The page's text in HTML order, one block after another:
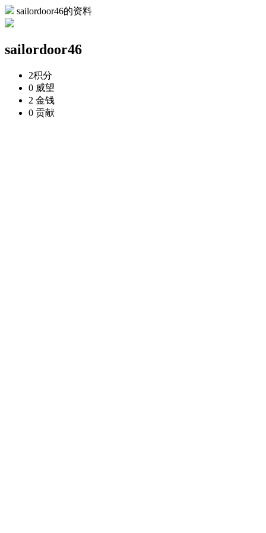
sailordoor46的资料
sailordoor46
2积分
0 威望
2 金钱
0 贡献